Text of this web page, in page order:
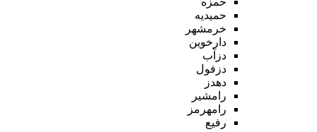
حمیدیه
خرمشهر
دارخوین
دزآب
دزفول
دهدز
رامشیر
رامهرمز
رفیع